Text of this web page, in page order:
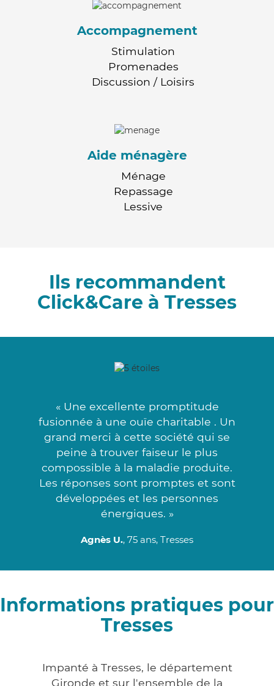
Accompagnement
Stimulation
Promenades
Discussion / Loisirs
Aide ménagère
Ménage
Repassage
Lessive
Ils recommandent
Click&Care à Tresses
« Une excellente promptitude
fusionnée à une ouïe charitable . Un
grand merci à cette société qui se
peine à trouver faiseur le plus
compossible à la maladie produite.
Les réponses sont promptes et sont
développées et les personnes
énergiques. »
Agnès U., 75 ans, Tresses
Informations pratiques pour
Tresses
Impanté à Tresses, le département
Gironde et sur l'ensemble de la